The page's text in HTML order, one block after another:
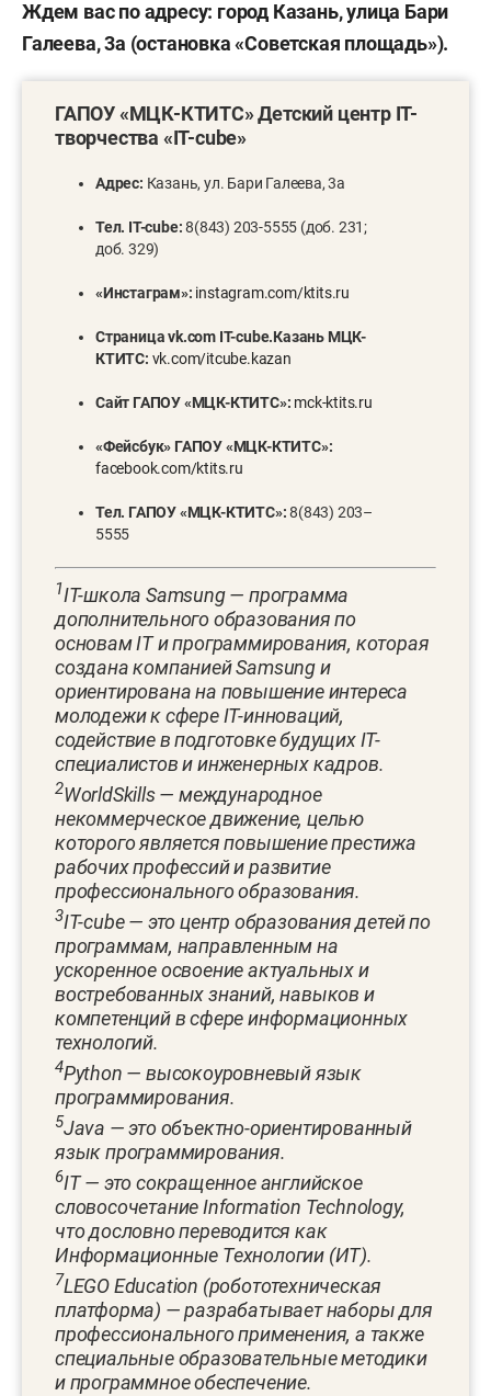
Ждем вас по адресу: город Казань, улица Бари
Галеева, 3а (остановка «Советская площадь»).
ГАПОУ «МЦК-КТИТС» Детский центр IT-
творчества «IT-cube»
Адрес: Казань, ул. Бари Галеева, 3а
Тел. IT-cube:8(843) 203-5555 (доб. 231;
доб. 329)
«Инстаграм»: instagram.com/ktits.ru
Страница vk.com IT-cube.Казань МЦК-
КТИТС: vk.com/itcube.kazan
Сайт ГАПОУ «МЦК-КТИТС»: mck-ktits.ru
«Фейсбук» ГАПОУ «МЦК-КТИТС»:
facebook.com/ktits.ru
Тел. ГАПОУ «МЦК-КТИТС»:8(843) 203–
5555
1IT-школа Samsung — программа
дополнительного образования по
основам IT и программирования, которая
создана компанией Samsung и
ориентирована на повышение интереса
молодежи к сфере IT-инноваций,
содействие в подготовке будущих IT-
специалистов и инженерных кадров.
2WorldSkills — международное
некоммерческое движение, целью
которого является повышение престижа
рабочих профессий и развитие
профессионального образования.
3IT-cube — это центр образования детей по
программам, направленным на
ускоренное освоение актуальных и
востребованных знаний, навыков и
компетенций в сфере информационных
технологий.
4Python — высокоуровневый язык
программирования.
5Java — это объектно-ориентированный
язык программирования.
6IT — это сокращенное английское
словосочетание Information Technology,
что дословно переводится как
Информационные Технологии (ИТ).
7LEGO Education (робототехническая
платформа) — разрабатывает наборы для
профессионального применения, а также
специальные образовательные методики
и программное обеспечение.